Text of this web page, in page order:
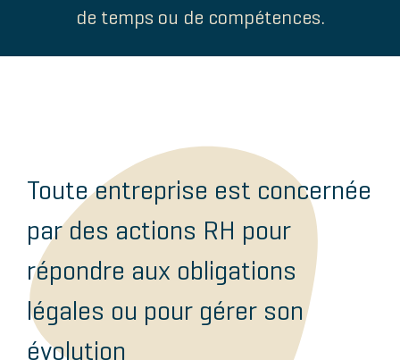
de temps ou de compétences.
Toute entreprise est concernée
par des actions RH pour
répondre aux obligations
légales ou pour gérer son
évolution